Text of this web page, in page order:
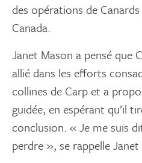
des opérations de
Canada.
Janet Mason a pensé que
allié dans les efforts
collines de Carp et a
guidée, en espérant qu’il
conclusion. « Je me suis
perdre », se rappelle